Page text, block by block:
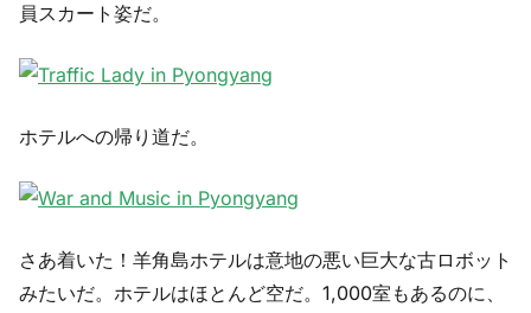
員スカート姿だ。
ホテルへの帰り道だ。
さあ着いた！羊角島ホテルは意地の悪い巨大な古ロボット
みたいだ。ホテルはほとんど空だ。1,000室もあるのに、